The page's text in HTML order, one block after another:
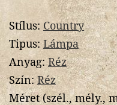
Stílus: Country
Tipus:Lámpa
Anyag:Réz
Szín:Réz
Méret (szél., mély.,